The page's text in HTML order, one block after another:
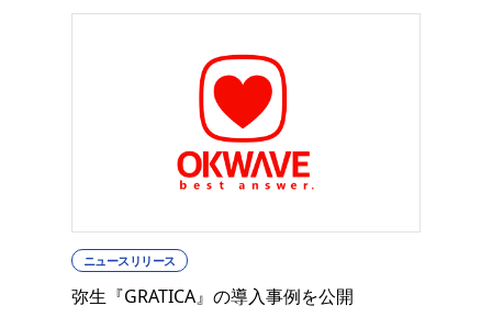
ニュースリリース
弥生『GRATICA』の導入事例を公開